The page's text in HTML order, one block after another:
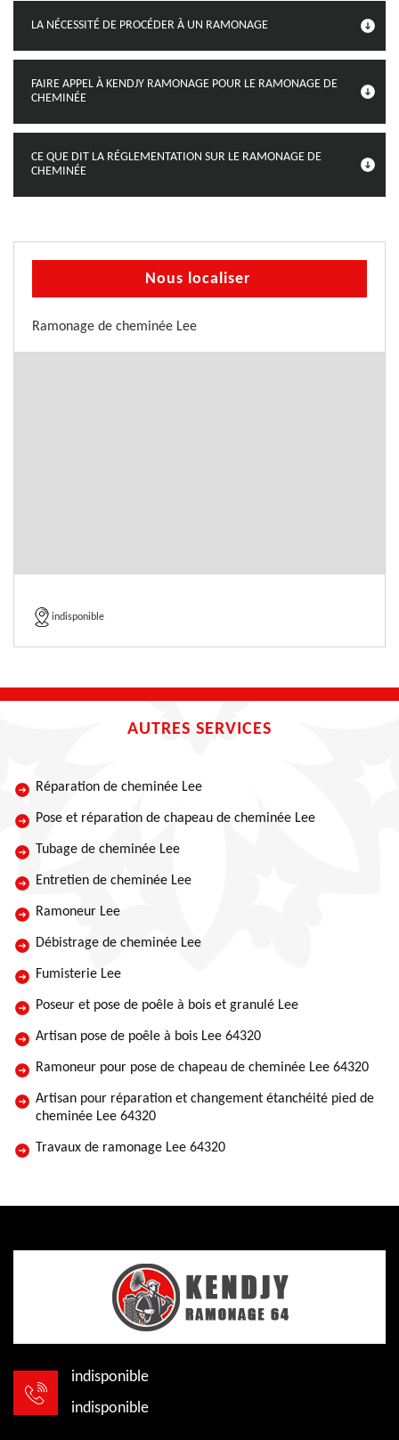
LA NÉCESSITÉ DE PROCÉDER À UN RAMONAGE
FAIRE APPEL À KENDJY RAMONAGE POUR LE RAMONAGE DE
CHEMINÉE
CE QUE DIT LA RÉGLEMENTATION SUR LE RAMONAGE DE
CHEMINÉE
Nous localiser
Ramonage de cheminée Lee
indisponible
AUTRES SERVICES
Réparation de cheminée Lee
Pose et réparation de chapeau de cheminée Lee
Tubage de cheminée Lee
Entretien de cheminée Lee
Ramoneur Lee
Débistrage de cheminée Lee
Fumisterie Lee
Poseur et pose de poêle à bois et granulé Lee
Artisan pose de poêle à bois Lee 64320
Ramoneur pour pose de chapeau de cheminée Lee 64320
Artisan pour réparation et changement étanchéité pied de
cheminée Lee 64320
Travaux de ramonage Lee 64320
indisponible
indisponible